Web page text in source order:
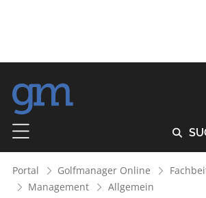

Portal Golfmanager Online
Management
Allgemein